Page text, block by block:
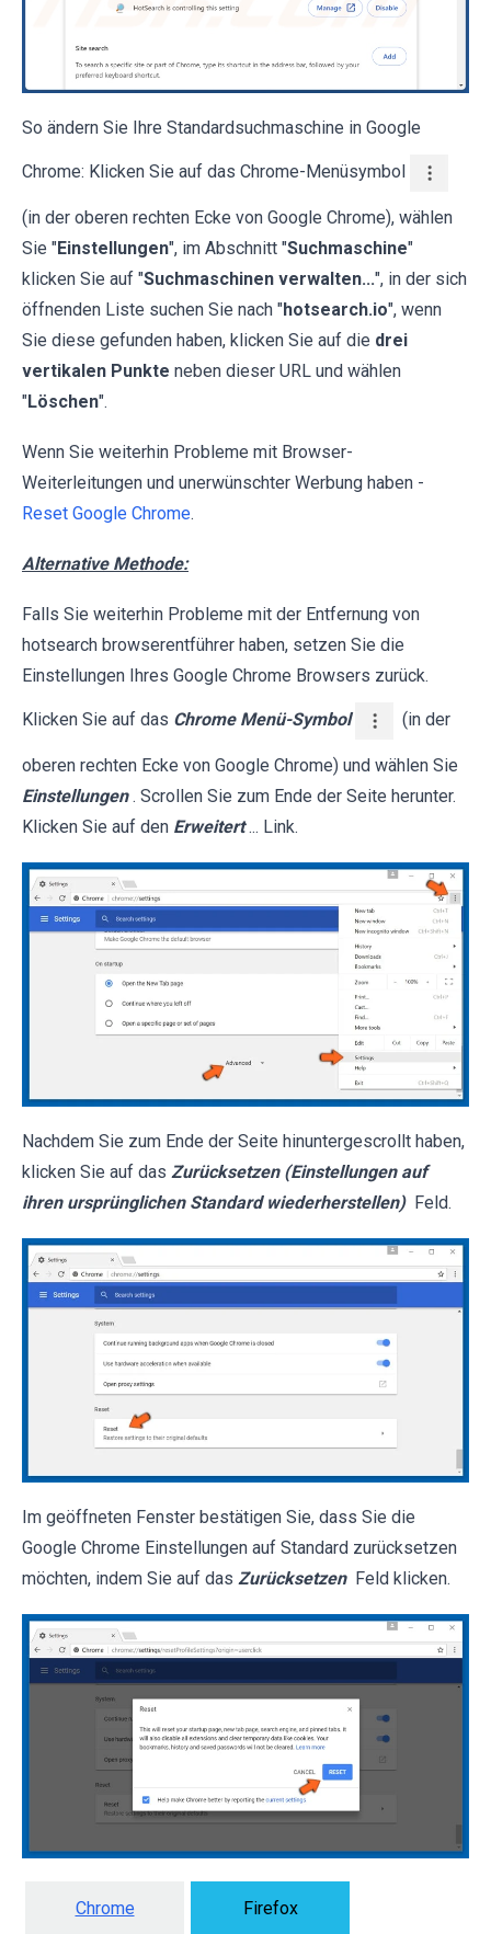
So ändern Sie Ihre Standardsuchmaschine in Google
Chrome: Klicken Sie auf das Chrome-Menüsymbol
(in der oberen rechten Ecke von Google Chrome), wählen
Sie "Einstellungen", im Abschnitt "Suchmaschine"
klicken Sie auf "Suchmaschinen verwalten...", in der sich
öffnenden Liste suchen Sie nach "hotsearch.io", wenn
Sie diese gefunden haben, klicken Sie auf die drei
vertikalen Punkte neben dieser URL und wählen
"Löschen".
Wenn Sie weiterhin Probleme mit Browser-
Weiterleitungen und unerwünschter Werbung haben -
Reset Google Chrome.
Alternative Methode:
Falls Sie weiterhin Probleme mit der Entfernung von
hotsearch browserentführer haben, setzen Sie die
Einstellungen Ihres Google Chrome Browsers zurück.
Klicken Sie auf das Chrome Menü-Symbol (in der
oberen rechten Ecke von Google Chrome) und wählen Sie
Einstellungen . Scrollen Sie zum Ende der Seite herunter.
Klicken Sie auf den Erweitert ... Link.
Nachdem Sie zum Ende der Seite hinuntergescrollt haben,
klicken Sie auf das Zurücksetzen (Einstellungen auf
ihren ursprünglichen Standard wiederherstellen) Feld.
Im geöffneten Fenster bestätigen Sie, dass Sie die
Google Chrome Einstellungen auf Standard zurücksetzen
möchten, indem Sie auf das Zurücksetzen Feld klicken.
Chrome Firefox